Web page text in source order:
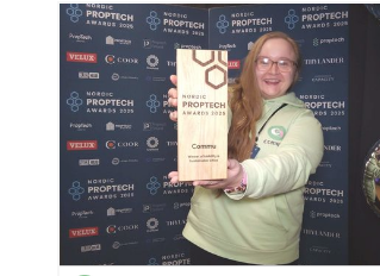
auttamisen sovellus Commu
järjestivät keskiviikkona 11.3.
poikkeuksellinen vapaaehtoispäivän,
kun 150 kansainvälisen seminaarin
opiskelijaa osallistui
vapaaehtoistoimintaan eri puolilla
pääkaupunkiseutua. Monille päivä oli
heidän elämänsä ensimmäinen
kokemus vapaaehtoistyöstä, vieläpä
vieraassa maassa.